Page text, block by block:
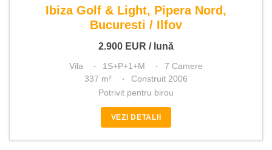
Ibiza Golf & Light, Pipera Nord,
Bucuresti / Ilfov
2.900 EUR / lună
Vila 1S+P+1+M
7 Camere
337 m²
Construit 2006
Potrivit pentru birou
VEZI DETALII